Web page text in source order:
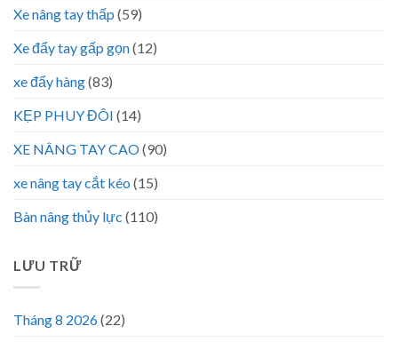
Xe nâng tay thấp (59)
Xe đẩy tay gấp gọn(12)
xe đẩy hàng(83)
KẸP PHUY ĐÔI (14)
XE NÂNG TAY CAO(90)
xe nâng tay cắt kéo (15)
Bàn nâng thủy lực (110)
LƯU TRỮ
Tháng 8 2026(22)